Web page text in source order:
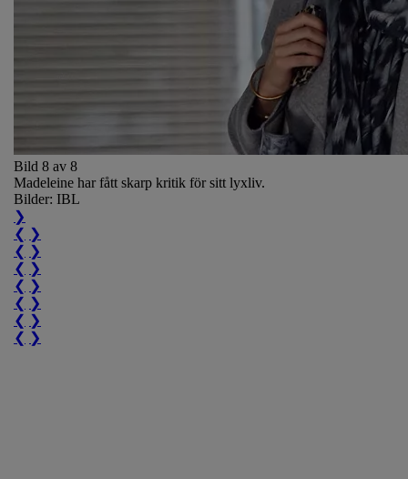
Bild 8 av 8
Madeleine har fått skarp kritik för sitt lyxliv.
Bilder: IBL
❯
❮ ❯
❮ ❯
❮ ❯
❮ ❯
❮ ❯
❮ ❯
❮ ❯